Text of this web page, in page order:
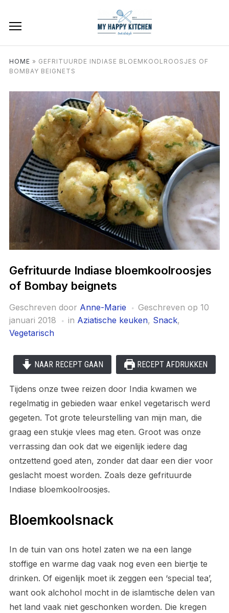
HOME » GEFRITUURDE INDIASE BLOEMKOOLROOSJES OF
BOMBAY BEIGNETS
Gefrituurde Indiase bloemkoolroosjes
of Bombay beignets
Geschreven door Anne-Marie Geschreven op 10
januari 2018
in Aziatische keuken, Snack,
Vegetarisch
NAAR RECEPT GAAN RECEPT AFDRUKKEN
Tijdens onze twee reizen door India kwamen we
regelmatig in gebieden waar enkel vegetarisch werd
gegeten. Tot grote teleurstelling van mijn man, die
graag een stukje vlees mag eten. Groot was onze
verrassing dan ook dat we eigenlijk iedere dag
ontzettend goed aten, zonder dat daar een dier voor
geslacht moest worden. Zoals deze gefrituurde
Indiase bloemkoolroosjes.
Bloemkoolsnack
In de tuin van ons hotel zaten we na een lange
stoffige en warme dag vaak nog even een biertje te
drinken. Of eigenlijk moet ik zeggen een ‘special tea’,
want ook alchohol mocht in de islamtische delen van
het land vaak niet geschonken worden. Die kregen